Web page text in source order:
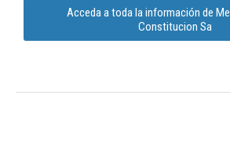
Acceda a toda la información de
Constitucion Sa